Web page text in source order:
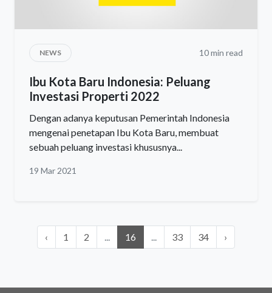
NEWS 10 min read
Ibu Kota Baru Indonesia: Peluang
Investasi Properti 2022
Dengan adanya keputusan Pemerintah Indonesia
mengenai penetapan Ibu Kota Baru, membuat
sebuah peluang investasi khususnya...
19 Mar 2021
‹ 1 2 16 33 34 ›